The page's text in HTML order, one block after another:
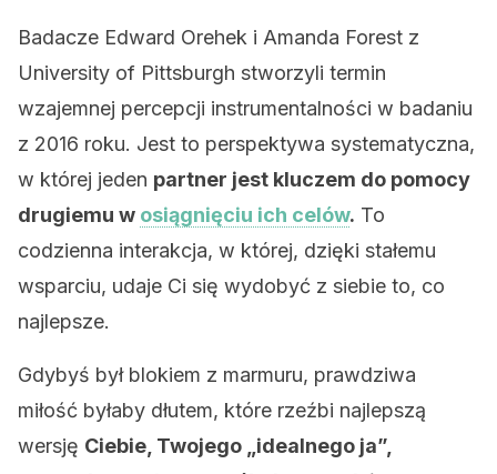
Badacze Edward Orehek i Amanda Forest z
University of Pittsburgh stworzyli termin
wzajemnej percepcji instrumentalności w badaniu
z 2016 roku. Jest to perspektywa systematyczna,
w której jeden partner jest kluczem do pomocy
drugiemu w osiągnięciu ich celów. To
codzienna interakcja, w której, dzięki stałemu
wsparciu, udaje Ci się wydobyć z siebie to, co
najlepsze.
Gdybyś był blokiem z marmuru, prawdziwa
miłość byłaby dłutem, które rzeźbi najlepszą
wersję Ciebie, Twojego „idealnego ja”,